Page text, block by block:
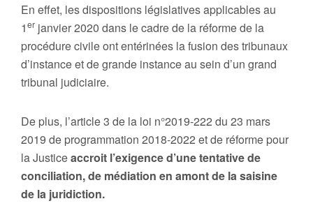
En effet, les dispositions législatives applicables au
1er janvier 2020 dans le cadre de la réforme de la
procédure civile ont entérinées la fusion des tribunaux
d’instance et de grande instance au sein d’un grand
tribunal judiciaire.
De plus, l’article 3 de la loi n°2019-222 du 23 mars
2019 de programmation 2018-2022 et de réforme pour
la Justiceaccroit l’exigence d’une tentative de
conciliation, de médiation en amont de la saisine
de la juridiction.